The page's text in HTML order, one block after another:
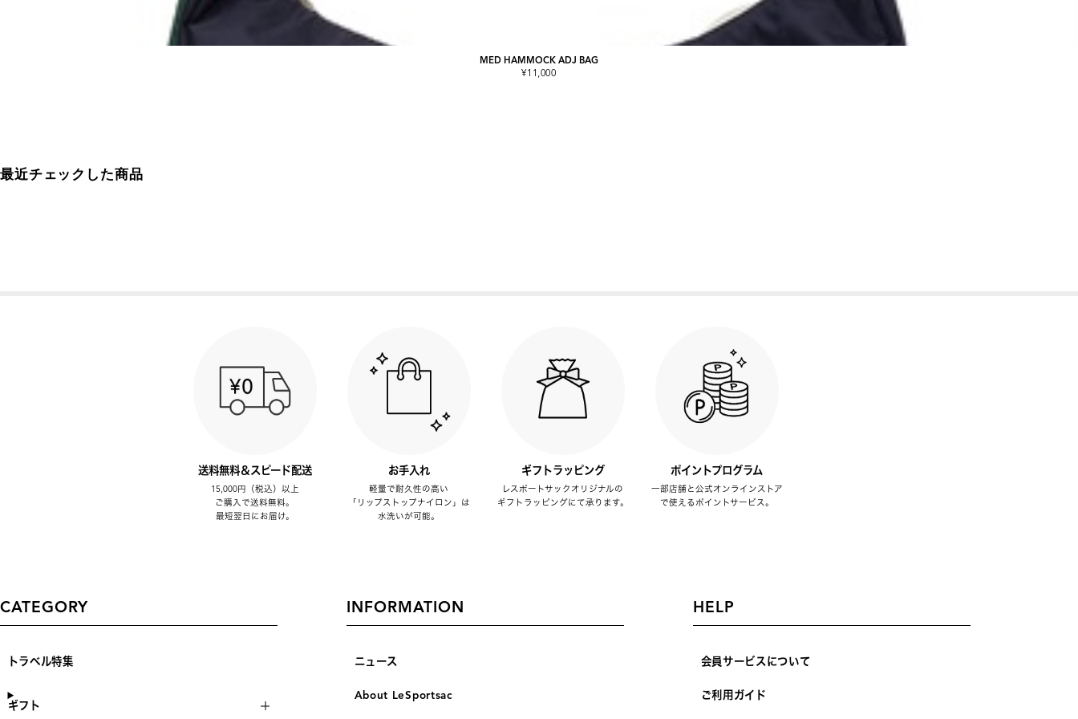
MED HAMMOCK ADJ BAG
¥11,000
最近チェックした商品
送料無料＆スピード配送
15,000円（税込）以上
ご購入で送料無料。
最短翌日にお届け。
お手入れ
軽量で耐久性の高い
「リップストップナイロン」は
水洗いが可能。
ギフトラッピング
レスポートサックオリジナルの
ギフトラッピングにて承ります。
ポイントプログラム
一部店舗と公式オンラインストア
で使えるポイントサービス。
CATEGORY
トラベル特集
ギフト
INFORMATION
ニュース
About LeSportsac
HELP
会員サービスについて
ご利用ガイド